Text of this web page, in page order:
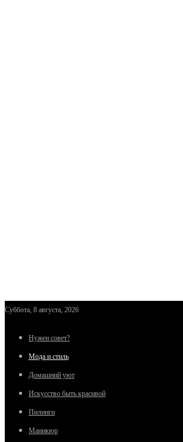
Суббота, 8 августа, 2026
Нужен совет?
Мода и стиль
Домашний уют
Искусство быть красивой
Пилинги
Маникюр